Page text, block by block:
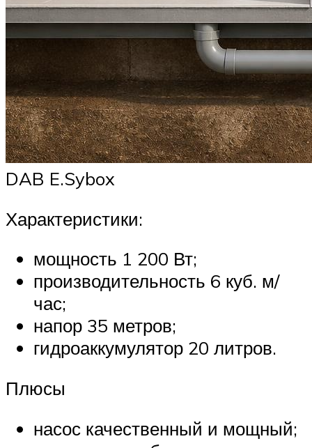
DAB E.Sybox
Характеристики:
мощность 1 200 Вт;
производительность 6 куб. м/
час;
напор 35 метров;
гидроаккумулятор 20 литров.
Плюсы
насос качественный и мощный;